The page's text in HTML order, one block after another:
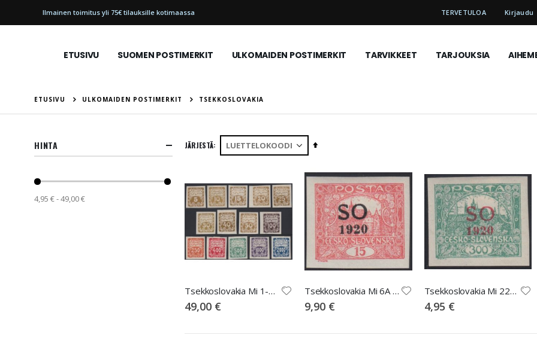
TERVETULOA Kirjaudu
Ilmainen toimitus yli 75€ tilauksille kotimaassa
ETUSIVU SUOMEN POSTIMERKIT ULKOMAIDEN POSTIMERKIT TARVIKKEET TARJOUKSIA
ETUSIVU ULKOMAIDEN POSTIMERKIT TSEKKOSLOVAKIA
JÄRJESTÄ
Aseta
järjestykseen
Tsekkoslovakia Mi 1-14 * lunastus
49,00 €
Tsekkoslovakia Mi 6A * Itä-Sleesia
9,90 €
Tsekkoslovakia Mi 22A * Itä-Sleesia
4,95 €
HINTA
4,95 € - 49,00 €